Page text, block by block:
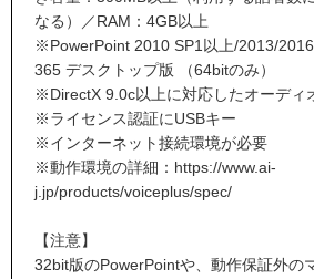
なる）／RAM：4GB以上
※PowerPoint 2010 SP1以上/2013/
365 デスクトップ版 （64bitのみ）
※DirectX 9.0c以上に対応したオーディ
※ライセンス認証にUSBキー
※インターネット接続環境が必要
※動作環境の詳細： https://www.ai-
j.jp/products/voiceplus/spec/
【注意】
32bit版のPowerPointや、動作保証外の